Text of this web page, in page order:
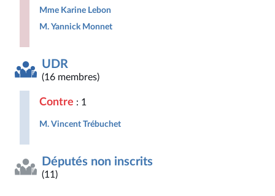
Mme Karine Lebon
M. Yannick Monnet
UDR
(16 membres)
Contre : 1
M. Vincent Trébuchet
Députés non inscrits
(11)